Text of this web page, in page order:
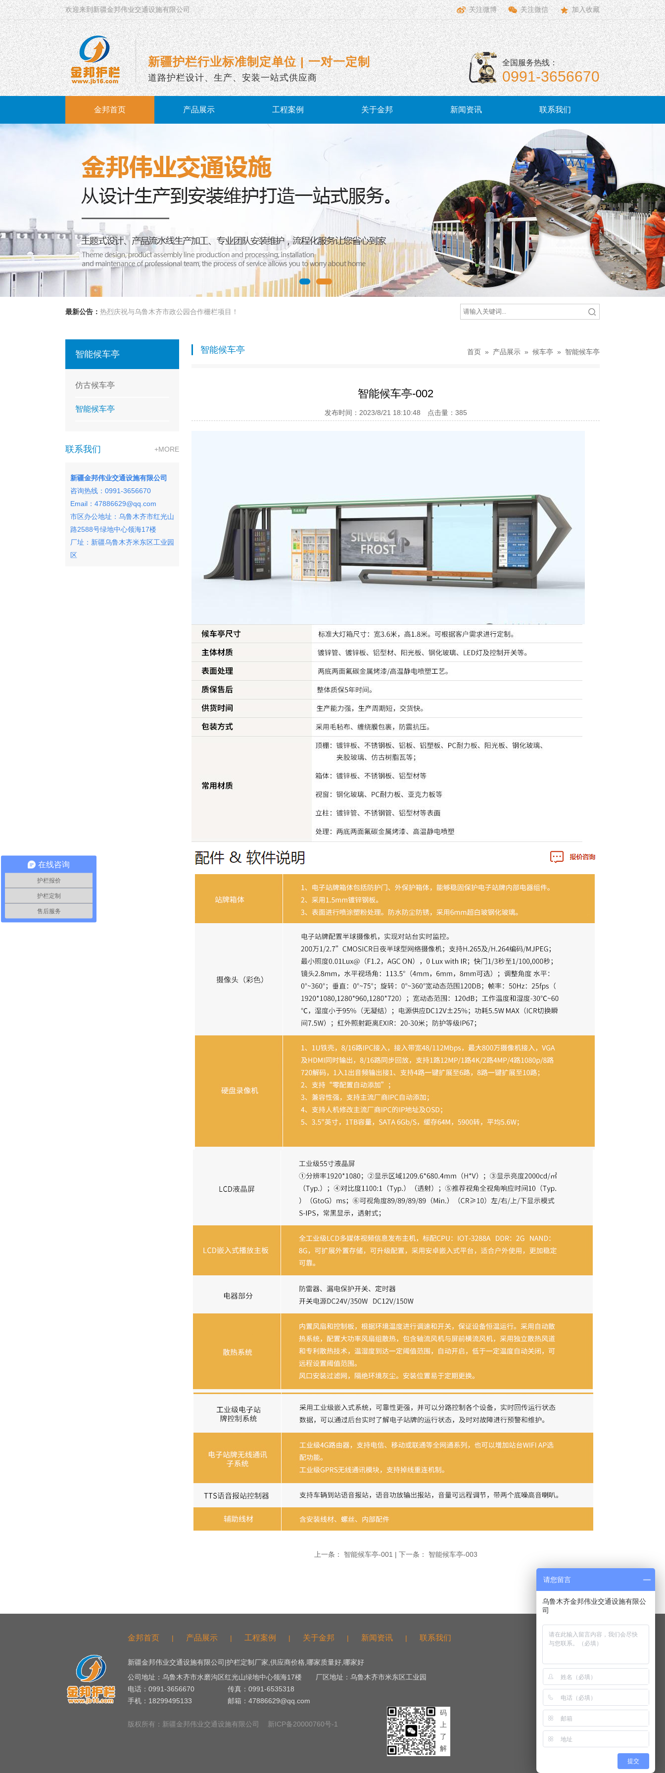
欢迎来到新疆金邦伟业交通设施有限公司 关注微博 关注微信 加入收藏
新疆护栏行业标准制定单位 | 一对一定制
道路护栏设计、生产、安装一站式供应商
全国服务热线：
0991-3656670
金邦首页 产品展示 工程案例 关于金邦 新闻资讯 联系我们
最新公告： 热烈庆祝与乌鲁木齐市政公园合作栅栏项目！
智能候车亭
仿古候车亭
智能候车亭
+MORE
联系我们
新疆金邦伟业交通设施有限公司
咨询热线：0991-3656670
Email：47886629@qq.com
市区办公地址： 乌鲁木齐市红光山
路2588号绿地中心领海17楼
厂址：新疆乌鲁木齐米东区工业园
区
首页 » 产品展示 » 候车亭 » 智能候车亭
智能候车亭
智能候车亭-002
发布时间：2023/8/21 18:10:48 点击量： 385
上一条： 智能候车亭-001 | 下一条： 智能候车亭-003
金邦首页 | 产品展示 | 工程案例 | 关于金邦 | 新闻资讯 | 联系我们
新疆金邦伟业交通设施有限公司|护栏定制厂家,供应商价格,哪家质量好,哪家好
公司地址：乌鲁木齐市水磨沟区红光山绿地中心领海17楼 厂区地址：乌鲁木齐市米东区工业园
电话：0991-3656670
传真：0991-6535318
手机：18299495133
邮箱：47886629@qq.com
码
上
了
解
版权所有：新疆金邦伟业交通设施有限公司 新ICP备20000760号-1
在线咨询
护栏报价
护栏定制
售后服务
请您留言
乌鲁木齐金邦伟业交通设施有限公
提交